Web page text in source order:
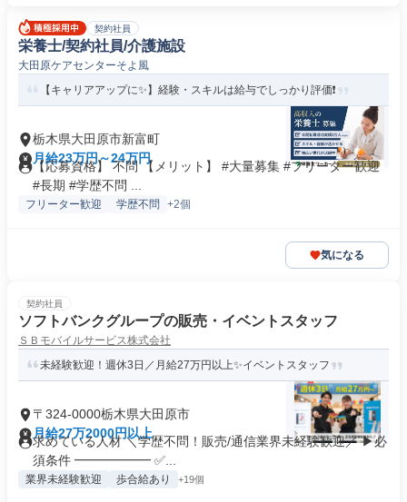
契約社員
栄養士/契約社員/介護施設
大田原ケアセンターそよ風
【キャリアアップに✨】経験・スキルは給与でしっかり評価❗️
栃木県大田原市新富町
月給23万円～24万円
【応募資格】 不問 【メリット】 #大量募集 #フリーター歓迎
#長期 #学歴不問 ...
フリーター歓迎 学歴不問 +2個
気になる
契約社員
ソフトバンクグループの販売・イベントスタッフ
ＳＢモバイルサービス株式会社
未経験歓迎！週休3日／月給27万円以上✨イベントスタッフ
〒324-0000栃木県大田原市
月給27万2000円以上
求めている人材 ＼学歴不問！販売/通信業界未経験歓迎／ ▶必
須条件 ━━━━━━ ✅...
業界未経験歓迎 歩合給あり +19個